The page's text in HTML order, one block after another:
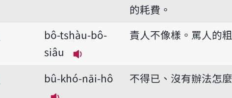
播放音讀bô-tshái
的耗費。
bô-tshàu-bô-
siâu
播放音讀bô-tshàu-bô-siâu
責人不像樣。罵人的
bû-khó-nāi-hô 不得已、沒有辦法怎